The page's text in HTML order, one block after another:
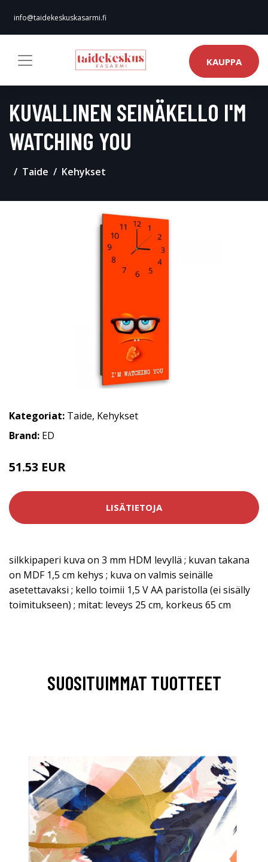
info@taidekeskuskasarmi.fi
KAUPPA
KUVALLINEN SEINÄKELLO I'M
WATCHING YOU
Taide Kehykset
Kategoriat: Taide, Kehykset
Brand: ED
51.53 EUR
LISÄTIETOJA
silkkipaperi kuva on 3 mm HDM levyllä ; kuvan takana
on MDF 1,5 cm kehys ; kuva on valmis seinälle
asetettavaksi ; kello toimii 1,5 V AA paristolla (ei sisälly
toimitukseen) ; mitat: leveys 25 cm, korkeus 65 cm
SUOSITUIMMAT TUOTTEET